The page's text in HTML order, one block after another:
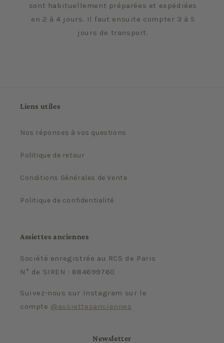
sont habituellement préparées et expédiées
en 2 à 4 jours. Il faut ensuite compter 3 à 5
jours de transport.
Liens utiles
Nos réponses à vos questions
Politique de retour
Conditions Générales de Vente
Politique de confidentialité
Assiettes anciennes
Société enregistrée au RCS de Paris
N° de SIREN : 884699760
Suivez-nous sur Instagram sur le
compte @assiettesanciennes
Newsletter